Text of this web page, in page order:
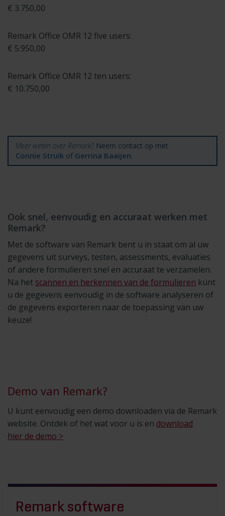
€ 3.750,00
Remark Office OMR 12 five users:
€ 5.950,00
Remark Office OMR 12 ten users:
€ 10.750,00
Meer weten over Remark? Neem contact op met
Connie Struik of Gerrina Baaijen.
Ook snel, eenvoudig en accuraat werken met
Remark?
Met de software van Remark bent u in staat om al uw
gegevens uit surveys, testen, assessments, evaluaties
of andere formulieren snel en accuraat te verzamelen.
Na het scannen en herkennen van de formulieren kunt
u de gegevens eenvoudig in de software analyseren of
de gegevens exporteren naar de toepassing van uw
keuze!
Demo van Remark?
U kunt eenvoudig een demo downloaden via de Remark
website. Ontdek of het wat voor u is en download
hier de demo >
Remark software